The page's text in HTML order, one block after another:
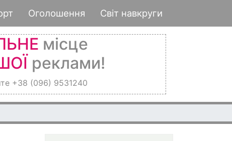
Оголошення Світ навкруги
місце
реклами!
+38 (096) 9531240